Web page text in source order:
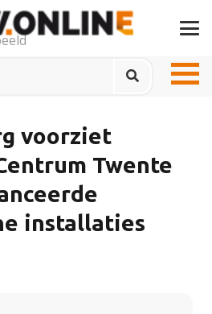
voorziet
Twente
installaties